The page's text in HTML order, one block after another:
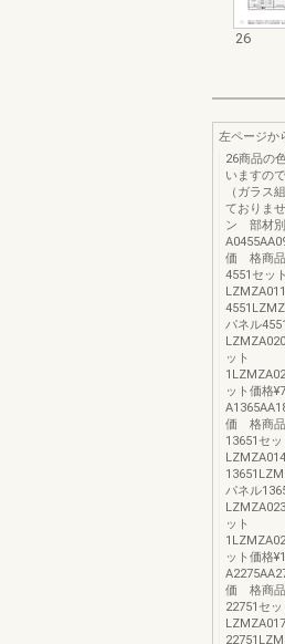
26
左ページか
26商品の
いますの
（ガラス
ておりま
ン 部材別
価 格商品
4551セッ
パネル
ット
ット価格
価 格商品
13651セ
パネル
ット
ット価格
価 格商品
22751セ